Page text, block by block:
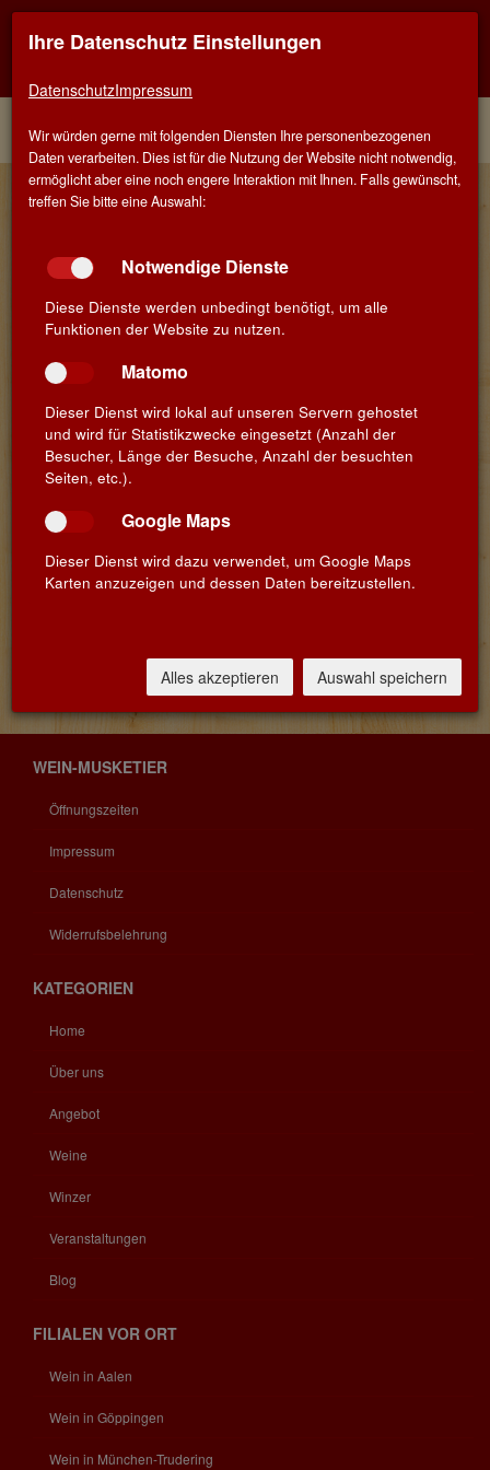
Home Winzer
Jean-René Matignon & Eric
Longueville-Baron
Jean-René Matignon & Eric Boissenot
Routes des Châteaux
Bordeaux
Weine
Name
FR0715-
2020
Château Pichon-Longueville-Baron
»Pauillac« 2ième Grand Cru Classé
Rotwein
»Pauillac« 2ième Grand Cru Classé
WEIN-MUSKETIER
Öffnungszeiten
Impressum
Datenschutz
Widerrufsbelehrung
KATEGORIEN
Home
Über uns
Angebot
Weine
Winzer
Veranstaltungen
Blog
FILIALEN VOR ORT
Wein in Aalen
Wein in Göppingen
Wein in München-Trudering
Ihre Datenschutz Einstellungen
DatenschutzImpressum
Wir würden gerne mit folgenden Diensten Ihre personenbezogenen
Daten verarbeiten. Dies ist für die Nutzung der Website nicht notwendig,
ermöglicht aber eine noch engere Interaktion mit Ihnen. Falls gewünscht,
treffen Sie bitte eine Auswahl:
Notwendige Dienste
Diese Dienste werden unbedingt benötigt, um alle
Funktionen der Website zu nutzen.
Matomo
Dieser Dienst wird lokal auf unseren Servern gehostet
und wird für Statistikzwecke eingesetzt (Anzahl der
Besucher, Länge der Besuche, Anzahl der besuchten
Seiten, etc.).
Google Maps
Dieser Dienst wird dazu verwendet, um Google Maps
Karten anzuzeigen und dessen Daten bereitzustellen.
Alles akzeptieren Auswahl speichern